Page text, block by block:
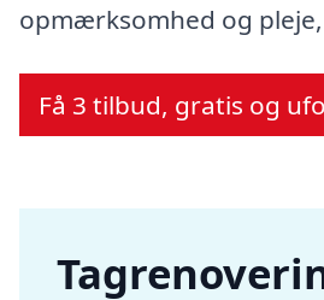
opmærksomhed og
Få 3 tilbud, gratis og